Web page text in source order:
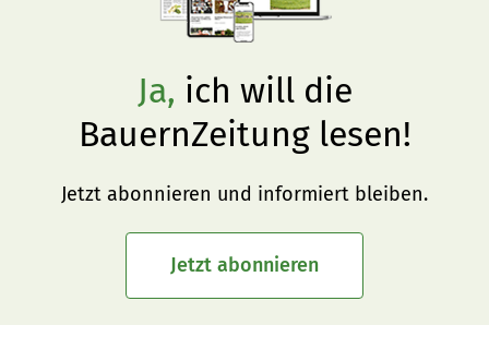
Ja, ich will die
BauernZeitung lesen!
Jetzt abonnieren und informiert bleiben.
Jetzt abonnieren